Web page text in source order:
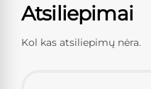
Atsiliepimai
Kol kas atsiliepimų nėra.